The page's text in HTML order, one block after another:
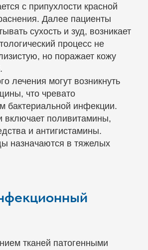
с припухлости красной
Далее пациенты
сухость и зуд, возникает
процесс не
но поражает кожу
лечения могут возникнуть
что чревато
бактериальной инфекции.
включает поливитамины,
и антигистамины.
назначаются в тяжелых
тканей патогенными